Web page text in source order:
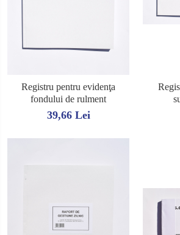
Registru pentru evidenţa
fondului de rulment
39,66 Lei